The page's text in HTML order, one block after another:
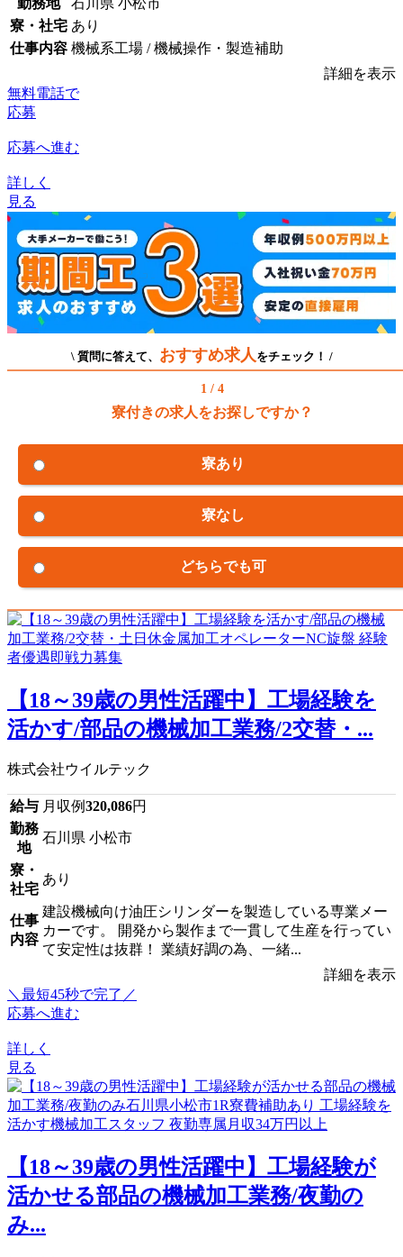
寮・社宅 あり
仕事内容 機械系工場 / 機械操作・製造補助
詳細を表示
無料電話で
応募
応募へ進む
詳しく
見る
\ 質問に答えて、 おすすめ求人 をチェック！ /
1 / 4
寮付きの求人をお探しですか？
寮あり
寮なし
どちらでも可
【18～39歳の男性活躍中】工場経験を
活かす/部品の機械加工業務/2交替・...
株式会社ウイルテック
給与 月収例320,086円
勤務
地
石川県 小松市
寮・
社宅
あり
仕事
内容
建設機械向け油圧シリンダーを製造している専業メー
カーです。 開発から製作まで一貫して生産を行ってい
て安定性は抜群！ 業績好調の為、一緒...
詳細を表示
＼最短45秒で完了／
応募へ進む
詳しく
見る
【18～39歳の男性活躍中】工場経験が
活かせる部品の機械加工業務/夜勤の
み...